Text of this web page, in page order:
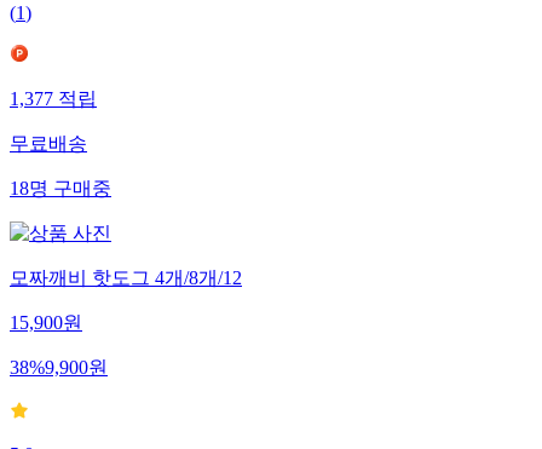
(1)
1,377적립
무료배송
18명구매중
모짜깨비 핫도그 4개/8개/12
15,900원
38%9,900원